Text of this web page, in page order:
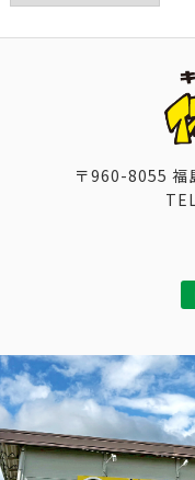
〒960-8055 福